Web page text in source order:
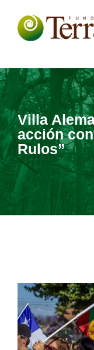
Villa
acción
Rulos”